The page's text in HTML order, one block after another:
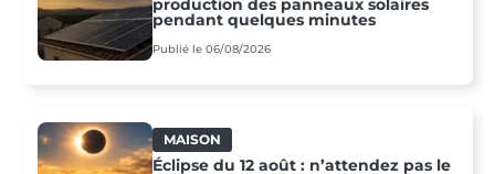
production des panneaux solaires
pendant quelques minutes
Publié le 06/08/2026
MAISON
Éclipse du 12 août : n’attendez pas le